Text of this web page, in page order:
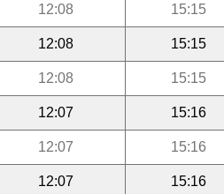
12:08 15:15
12:08 15:15
12:08 15:15
12:07 15:16
12:07 15:16
12:07 15:16